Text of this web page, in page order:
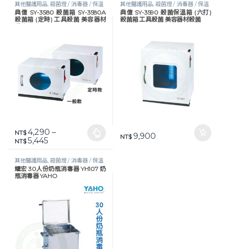
其他醫護用品, 殺菌燈 / 消毒器 / 保溫
器,美體美容,醫護器材
典億 SY-3580 殺菌箱 SY-3580A
殺菌箱 (定時) 工具殺菌 美容器材
NT$4,290 –
NT$5,445價格範圍：NT$ 4,290 到 NT$ 5,445
此產品有多種款式。 可在產品頁面選擇選項
其他醫護用品, 殺菌燈 / 消毒器 / 保溫
器,美體美容,醫護器材
典億 SY-3590 殺菌保溫箱 (六打)
殺菌箱 工具殺菌 美容器材殺菌
NT$9,900
其他醫護用品 殺菌燈 / 消毒器 / 保溫
器,醫護器材
耀宏 30人份奶瓶消毒器 YH107 奶
瓶消毒器 YAHO